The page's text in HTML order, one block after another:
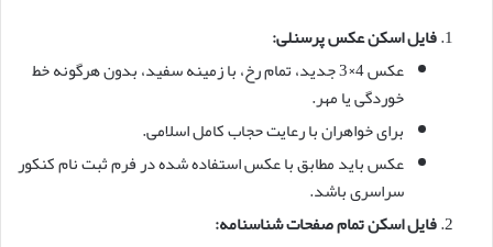
فایل اسکن عکس پرسنلی:
عکس 4×3 جدید، تمام رخ، با زمینه سفید، بدون هرگونه خط
خوردگی یا مهر.
برای خواهران با رعایت حجاب کامل اسلامی.
عکس باید مطابق با عکس استفاده شده در فرم ثبت نام کنکور
سراسری باشد.
فایل اسکن تمام صفحات شناسنامه: